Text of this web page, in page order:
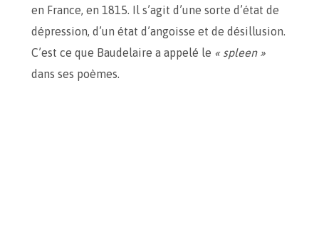
en France, en 1815. Il s’agit d’une sorte d’état de
dépression, d’un état d’angoisse et de désillusion.
C’est ce que Baudelaire a appelé le « spleen »
dans ses poèmes.